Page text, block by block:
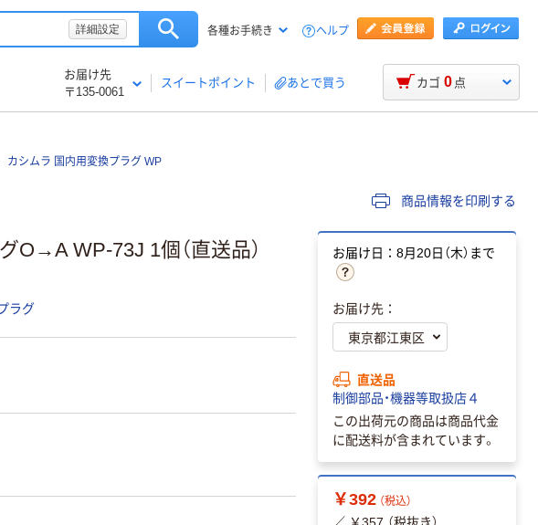
詳細設定 各種お手続き ヘルプ
お届け先
〒135-0061
スイートポイント あとで買う カゴ 0 点
カシムラ 国内用変換プラグ WP
商品情報を印刷する
O→A WP-73J 1個（直送品）
ラグ
お届け日：8月20日（木）まで
お届け先：
直送品
制御部品・機器等取扱店４
この出荷元の商品は商品代金
に配送料が含まれています。
￥392 （税込）